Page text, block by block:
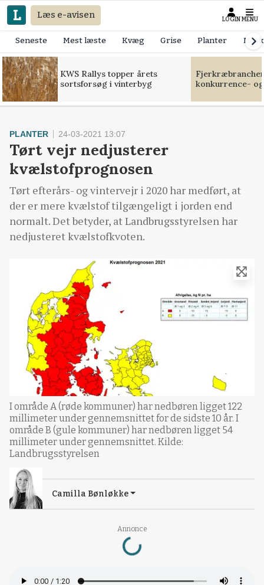
Læs e-avisen LOGIN MENU
Seneste Mest læste Kvæg Grise Planter
KWS Rallys topper årets
sortsforsøg i vinterbyg
konkurrence-
Annonce
Loading...
PLANTER 24-03-2021 13:07
Tørt vejr nedjusterer
kvælstofprognosen
Tørt efterårs- og vintervejr i 2020 har medført, at
der er mere kvælstof tilgængeligt i jorden end
normalt. Det betyder, at Landbrugsstyrelsen har
nedjusteret kvælstofkvoten.
I område A (røde kommuner) har nedbøren ligget 122
millimeter under gennemsnittet for de sidste 10 år. I
område B (gule kommuner) har nedbøren ligget 54
millimeter under gennemsnittet. Kilde:
Landbrugsstyrelsen
Camilla Bønløkke